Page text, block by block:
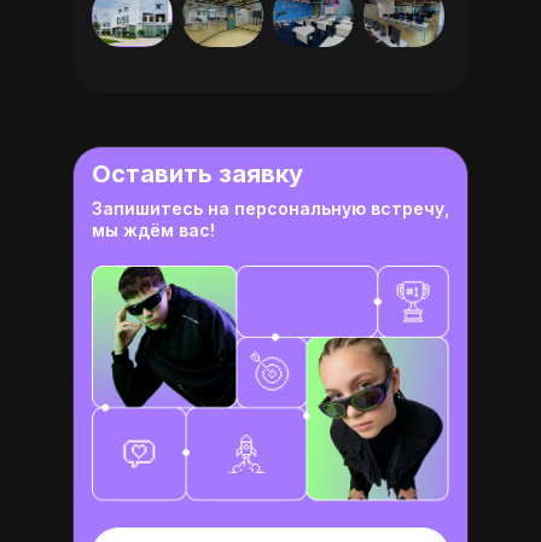
Оставить заявку
Запишитесь на персональную встречу,
мы ждём вас!